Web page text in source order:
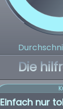
Die
Einfach nur